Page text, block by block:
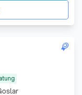
nicht